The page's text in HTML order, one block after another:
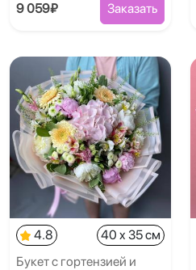
9 059₽ Заказать
4.8
40 x 35 см
Букет с гортензией и